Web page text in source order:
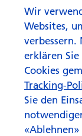
zuständig und
Portfolio
Finanzbranche
ARCA Asset
Er schloss ein
ab und verfügt
Investment
Zudem ist er
Wir
Websites,
erklären
Cookies
Tracking-
Sie den